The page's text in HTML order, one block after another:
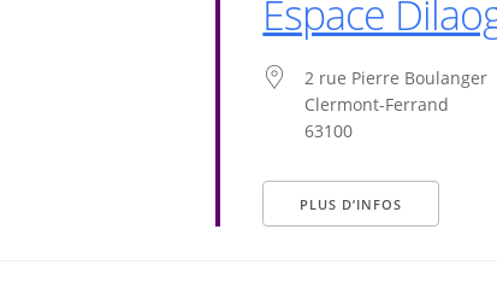
Espace
2 rue Pierre Boulanger
Clermont-Ferrand
63100
PLUS D’INFOS